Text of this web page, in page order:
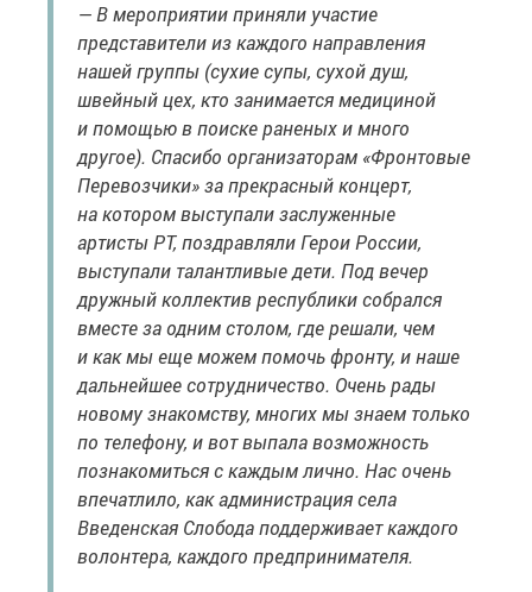
— В мероприятии приняли участие
представители из каждого направления
нашей группы (сухие супы, сухой душ,
швейный цех, кто занимается медициной
и помощью в поиске раненых и много
другое). Спасибо организаторам «Фронтовые
Перевозчики» за прекрасный концерт,
на котором выступали заслуженные
артисты РТ, поздравляли Герои России,
выступали талантливые дети. Под вечер
дружный коллектив республики собрался
вместе за одним столом, где решали, чем
и как мы еще можем помочь фронту, и наше
дальнейшее сотрудничество. Очень рады
новому знакомству, многих мы знаем только
по телефону, и вот выпала возможность
познакомиться с каждым лично. Нас очень
впечатлило, как администрация села
Введенская Слобода поддерживает каждого
волонтера, каждого предпринимателя.